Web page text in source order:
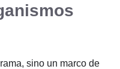
sino un marco de